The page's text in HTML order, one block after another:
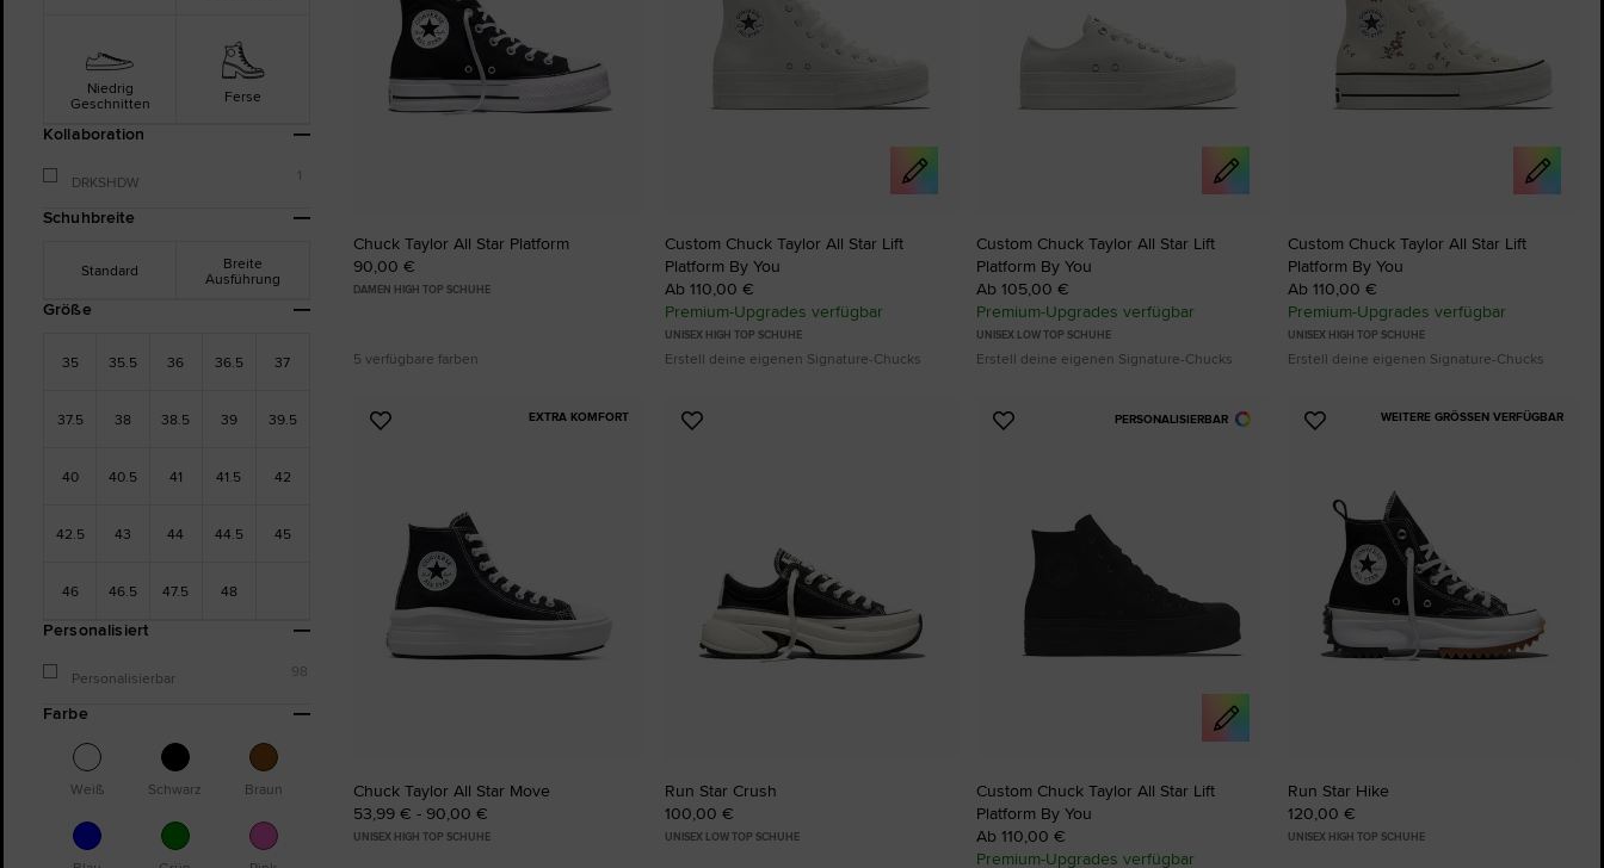
RUN STAR CRUSH
Shoppen
The Chuck Taylor All Star
Nur Ein Schuh. Bis Du Ihn Trägst.
Niedrig
Geschnitten Ferse
Kollaboration
DRKSHDW 1
Schuhbreite
Standard Breite
Ausführung
Größe
35 35.5 36 36.5 37
37.5 38 38.5 39 39.5
40 40.5 41 41.5 42
42.5 43 44 44.5 45
46 46.5 47.5 48
Personalisiert
Personalisierbar 98
Farbe
Weiß Schwarz Braun
Chuck Taylor All Star Platform
90,00 €
DAMEN HIGH TOP SCHUHE
5 verfügbare farben
Custom Chuck Taylor All Star Lift
Platform By You
Ab 110,00 €
Premium-Upgrades verfügbar
UNISEX HIGH TOP SCHUHE
Erstell deine eigenen Signature-Chucks
Custom Chuck Taylor All Star Lift
Platform By You
Ab 105,00 €
Premium-Upgrades verfügbar
UNISEX LOW TOP SCHUHE
Erstell deine eigenen Signature-Chucks
Custom Chuck Taylor All Star Lift
Platform By You
Ab 110,00 €
Premium-Upgrades verfügbar
UNISEX HIGH TOP SCHUHE
Erstell deine eigenen Signature-Chucks
EXTRA KOMFORT
Zu
Chuck Taylor All Star Move
53,99 € - 90,00 €
UNISEX HIGH TOP SCHUHE
Zu
Run Star Crush
100,00 €
UNISEX LOW TOP SCHUHE
PERSONALISIERBAR
Zu
Custom Chuck Taylor All Star Lift
Platform By You
Ab 110,00 €
Premium-Upgrades verfügbar
WEITERE GRÖSSEN VERFÜGBAR
Zu
Run Star Hike
120,00 €
UNISEX HIGH TOP SCHUHE